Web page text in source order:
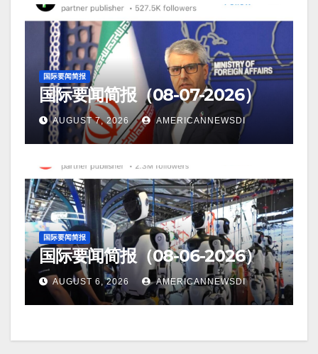
国际要闻简报
国际要闻简报（08-07-2026）
AUGUST 7, 2026 AMERICANNEWSDI
国际要闻简报
国际要闻简报（08-06-2026）
AUGUST 6, 2026 AMERICANNEWSDI